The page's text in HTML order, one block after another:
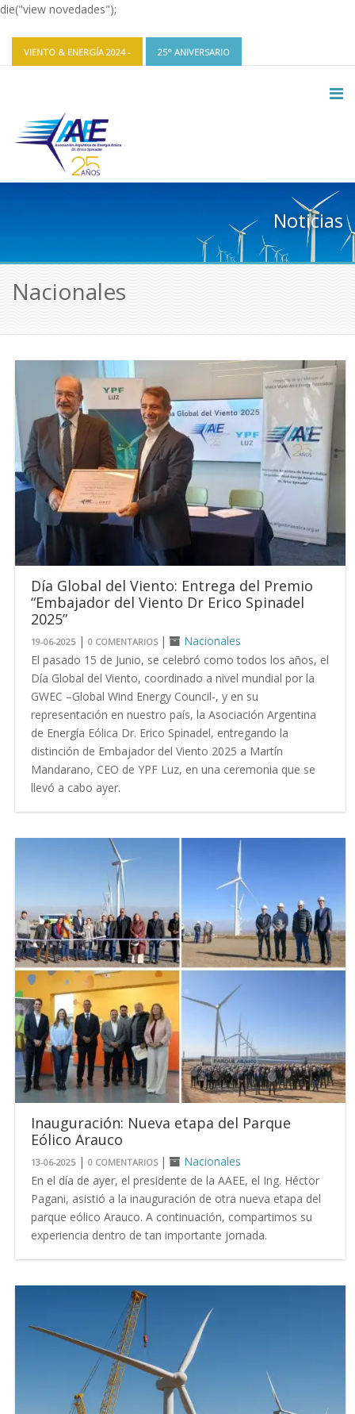
die("view novedades");
VIENTO & ENERGÍA 2024 - 25° ANIVERSARIO
Noticias
Nacionales
Día Global del Viento: Entrega del Premio
“Embajador del Viento Dr Erico Spinadel
2025”
19-06-2025|0 COMENTARIOS |
Nacionales
El pasado 15 de Junio, se celebró como todos los años, el
Día Global del Viento, coordinado a nivel mundial por la
GWEC –Global Wind Energy Council-, y en su
representación en nuestro país, la Asociación Argentina
de Energía Eólica Dr. Erico Spinadel, entregando la
distinción de Embajador del Viento 2025 a Martín
Mandarano, CEO de YPF Luz, en una ceremonia que se
llevó a cabo ayer.
Inauguración: Nueva etapa del Parque
Eólico Arauco
13-06-2025|0 COMENTARIOS |
Nacionales
En el día de ayer, el presidente de la AAEE, el Ing. Héctor
Pagani, asistió a la inauguración de otra nueva etapa del
parque eólico Arauco. A continuación, compartimos su
experiencia dentro de tan importante jornada.